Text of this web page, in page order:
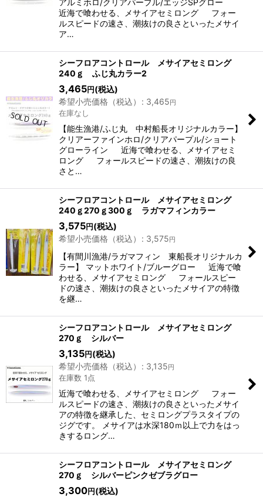
近海で喰わせる、メサイアセミロング フォー
ルスピードの速さ、潮抜けの良さといったメサイ
ア…
シーフロアコントロール メサイアセミロング
240ｇ ふじ丸カラー2
3,465円(税込)
希望小売価格（税込）
: 3,465円
在庫なし
【能生漁港/ふじ丸 中村船長オリジナルカラー】
クリアーファインホロ/クリアパープル/ショート
グローライン 近海で喰わせる、メサイアセミ
ロング フォールスピードの速さ、潮抜けの良
さと…
シーフロアコントロール メサイアセミロング
240ｇ270ｇ300ｇ ラガマフィンカラー
3,575円(税込)
希望小売価格（税込）
: 3,575円
【有間川漁港/ラガマフィン 東船長オリジナルカ
ラー】 マットホワイト/ブルーグロー 近海で喰
わせる、メサイアセミロング フォールスピー
ドの速さ、潮抜けの良さといったメサイアの特徴
を継…
シーフロアコントロール メサイアセミロング
270ｇ シルバー
3,135円(税込)
希望小売価格（税込）
: 3,135円
在庫数 1点
近海で喰わせる、メサイアセミロング フォー
ルスピードの速さ、潮抜けの良さといったメサイ
アの特徴を継承した、セミロングプラスタイプの
ジグです。 メサイアは水深180ｍ以上で力をはっ
きするロング…
シーフロアコントロール メサイアセミロング
270ｇ シルバーピンクゼブラグロー
3,300円(税込)